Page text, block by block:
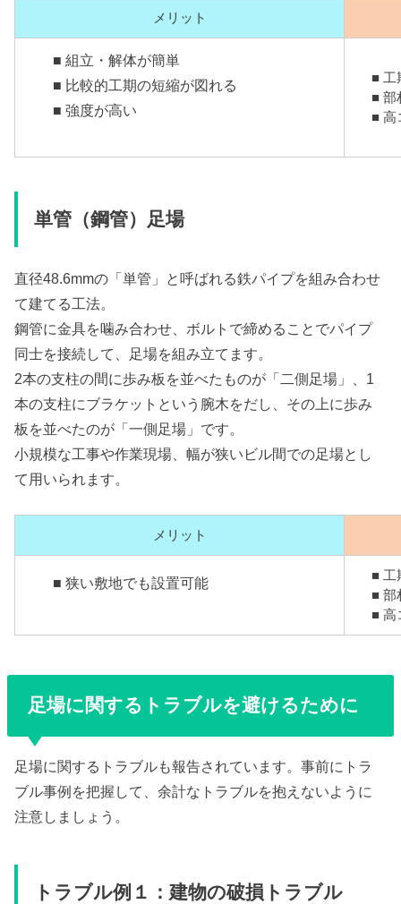
メリット
■ 組立・解体が簡単
■ 比較的工期の短縮が図れる
■ 強度が高い
■ 工
■ 部
■ 高
単管（鋼管）足場
直径48.6mmの「単管」と呼ばれる鉄パイプを組み合わせ
て建てる工法。
鋼管に金具を噛み合わせ、ボルトで締めることでパイプ
同士を接続して、足場を組み立てます。
2本の支柱の間に歩み板を並べたものが「二側足場」、1
本の支柱にブラケットという腕木をだし、その上に歩み
板を並べたのが「一側足場」です。
小規模な工事や作業現場、幅が狭いビル間での足場とし
て用いられます。
メリット
■ 狭い敷地でも設置可能
■ 工
■ 部
■ 高
足場に関するトラブルを避けるために
足場に関するトラブルも報告されています。事前にトラ
ブル事例を把握して、余計なトラブルを抱えないように
注意しましょう。
トラブル例１：建物の破損トラブル